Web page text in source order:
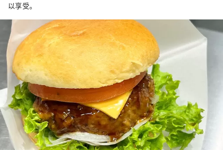
以享受。